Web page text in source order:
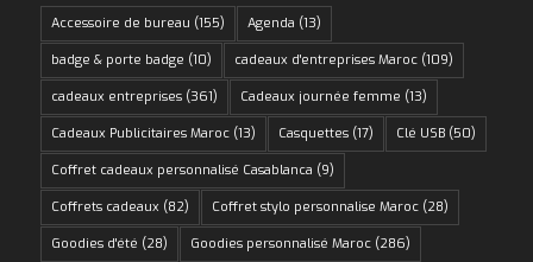
Accessoire de bureau (155) Agenda (13)
badge & porte badge (10) cadeaux d'entreprises Maroc(109)
cadeaux entreprises(361) Cadeaux journée femme (13)
Cadeaux Publicitaires Maroc(13) Casquettes(17) Clé USB(50)
Coffret cadeaux personnalisé Casablanca (9)
Coffrets cadeaux (82) Coffret stylo personnalise Maroc(28)
Goodies d'été (28) Goodies personnalisé Maroc(286)